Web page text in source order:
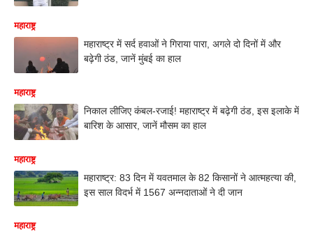
महाराष्ट्र
महाराष्ट्र में सर्द हवाओं ने गिराया पारा, अगले दो दिनों में और
बढ़ेगी ठंड, जानें मुंबई का हाल
महाराष्ट्र
निकाल लीजिए कंबल-रजाई! महाराष्ट्र में बढ़ेगी ठंड, इस इलाके में
बारिश के आसार, जानें मौसम का हाल
महाराष्ट्र
महाराष्ट्र: 83 दिन में यवतमाल के 82 किसानों ने आत्महत्या की,
इस साल विदर्भ में 1567 अन्नदाताओं ने दी जान
महाराष्ट्र